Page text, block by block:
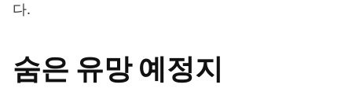
다.
숨은 유망 예정지